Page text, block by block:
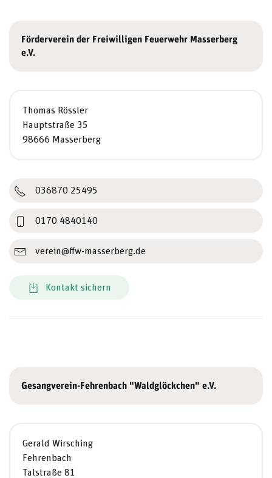
Förderverein der Freiwilligen Feuerwehr Masserberg
e.V.
Thomas Rössler
Hauptstraße 35
98666 Masserberg
036870 25495
0170 4840140
verein@ffw-masserberg.de
Kontakt sichern
Gesangverein-Fehrenbach "Waldglöckchen" e.V.
Gerald Wirsching
Fehrenbach
Talstraße 81